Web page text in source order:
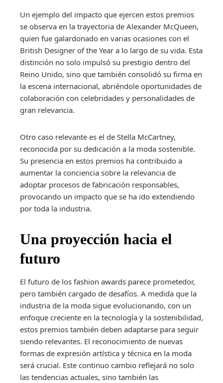
Un ejemplo del impacto que ejercen estos premios
se observa en la trayectoria de Alexander McQueen,
quien fue galardonado en varias ocasiones con el
British Designer of the Year a lo largo de su vida. Esta
distinción no solo impulsó su prestigio dentro del
Reino Unido, sino que también consolidó su firma en
la escena internacional, abriéndole oportunidades de
colaboración con celebridades y personalidades de
gran relevancia.
Otro caso relevante es el de Stella McCartney,
reconocida por su dedicación a la moda sostenible.
Su presencia en estos premios ha contribuido a
aumentar la conciencia sobre la relevancia de
adoptar procesos de fabricación responsables,
provocando un impacto que se ha ido extendiendo
por toda la industria.
Una proyección hacia el
futuro
El futuro de los fashion awards parece prometedor,
pero también cargado de desafíos. A medida que la
industria de la moda sigue evolucionando, con un
enfoque creciente en la tecnología y la sostenibilidad,
estos premios también deben adaptarse para seguir
siendo relevantes. El reconocimiento de nuevas
formas de expresión artística y técnica en la moda
será crucial. Este continuo cambio reflejará no solo
las tendencias actuales, sino también las